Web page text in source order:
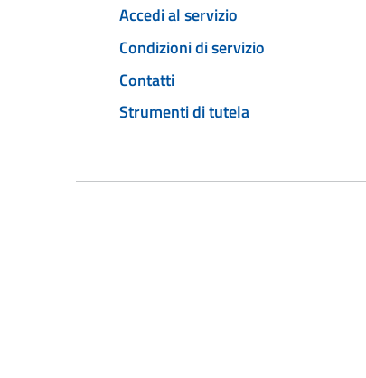
Accedi al servizio
Condizioni di servizio
Contatti
Strumenti di tutela